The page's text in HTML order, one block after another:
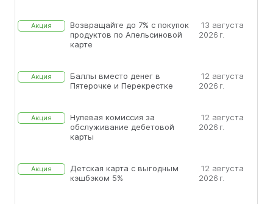
Акция
Возвращайте до 7% с покупок
продуктов по Апельсиновой
карте
13 августа
2026 г.
Акция
Баллы вместо денег в
Пятерочке и Перекрестке
12 августа
2026 г.
Акция
Нулевая комиссия за
обслуживание дебетовой
карты
12 августа
2026 г.
Акция
Детская карта с выгодным
кэшбэком 5%
12 августа
2026 г.